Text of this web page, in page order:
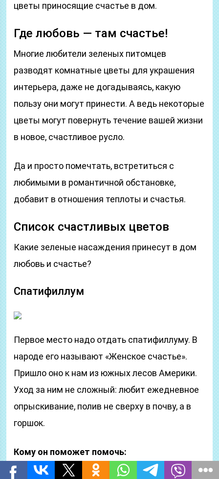
цветы приносящие счастье в дом.
Где любовь — там счастье!
Многие любители зеленых питомцев
разводят комнатные цветы для украшения
интерьера, даже не догадываясь, какую
пользу они могут принести. А ведь некоторые
цветы могут повернуть течение вашей жизни
в новое, счастливое русло.
Да и просто помечтать, встретиться с
любимыми в романтичной обстановке,
добавит в отношения теплоты и счастья.
Список счастливых цветов
Какие зеленые насаждения принесут в дом
любовь и счастье?
Спатифиллум
Первое место надо отдать спатифиллуму. В
народе его называют «Женское счастье».
Пришло оно к нам из южных лесов Америки.
Уход за ним не сложный: любит ежедневное
опрыскивание, полив не сверху в почву, а в
горшок.
Кому он поможет помочь: